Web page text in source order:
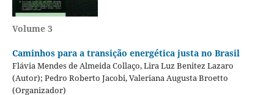
Volume 3
Caminhos para a transição energética justa no Brasil
Flávia Mendes de Almeida Collaço, Lira Luz Benitez Lazaro
(Autor); Pedro Roberto Jacobi, Valeriana Augusta Broetto
(Organizador)